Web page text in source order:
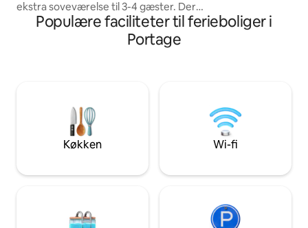
ekstra soveværelse til 3-4 gæster. Der
lægges en afgift på ca. 6 % oven i denne
pris. Beliggende på en blindgyde grusvej,
1,5 miles til hård overflade vej. Der er et
Otter River, 19 miles til Houghton, 13
miles til Baraga på Lake Superior.
længere ferie. Det giver en fantastisk
base for rejser
udkig efter
af sind!
Populære faciliteter til ferieboliger i
Portage
Køkken Wi-fi